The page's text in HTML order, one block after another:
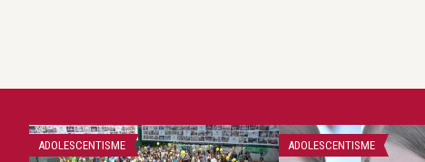
ADOLESCENTISME ADOLESCENTISME